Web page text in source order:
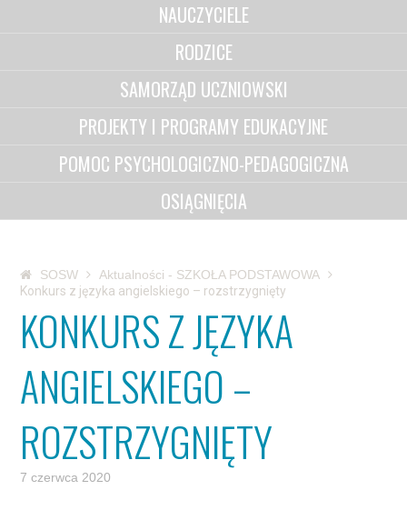
NAUCZYCIELE
RODZICE
SAMORZĄD UCZNIOWSKI
PROJEKTY I PROGRAMY EDUKACYJNE
POMOC PSYCHOLOGICZNO-PEDAGOGICZNA
OSIĄGNIĘCIA
SOSW
Aktualności - SZKOŁA PODSTAWOWA
Konkurs z języka angielskiego – rozstrzygnięty
KONKURS Z JĘZYKA
ANGIELSKIEGO –
ROZSTRZYGNIĘTY
7 czerwca 2020